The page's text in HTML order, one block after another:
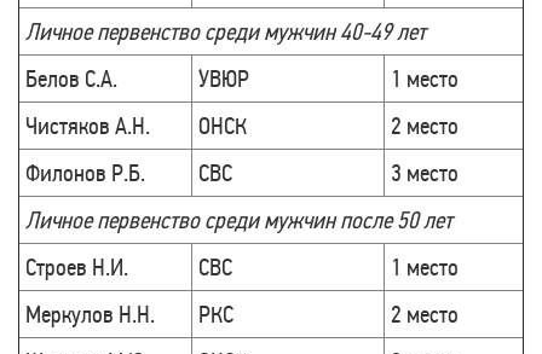
Личное первенство среди мужчин 40-49 лет
Белов С.А.
УВЮР
1 место
Чистяков А.Н.
ОНСК
2 место
Филонов Р.Б.
СВС
3 место
Личное первенство среди мужчин после 50 лет
Строев Н.И.
СВС
1 место
Меркулов Н.Н.
РКС
2 место